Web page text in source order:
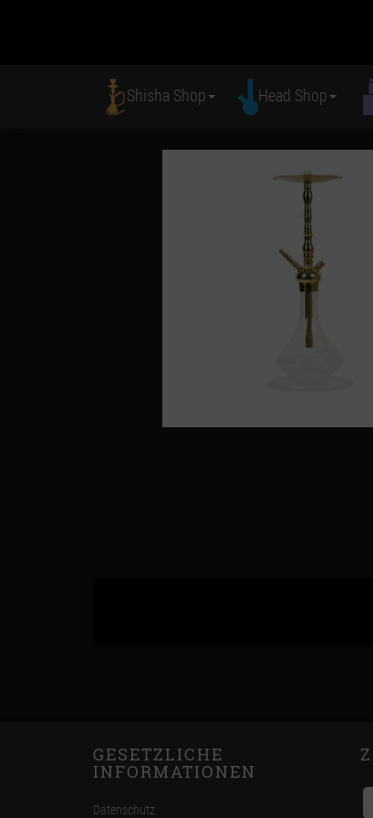
Shisha Shop Head Shop
GESETZLICHE
INFORMATIONEN
Datenschutz